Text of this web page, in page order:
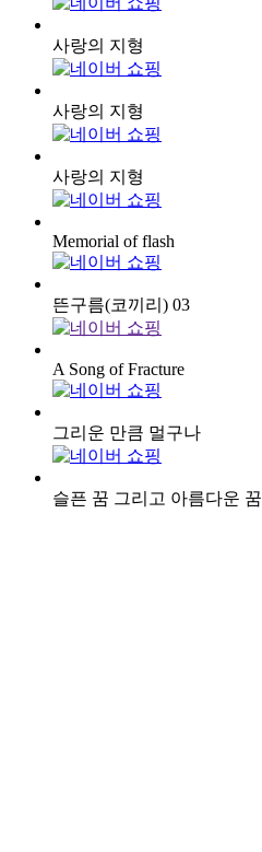
사랑의 지형
사랑의 지형
사랑의 지형
Memorial of flash
뜬구름(코끼리) 03
A Song of Fracture
그리운 만큼 멀구나
슬픈 꿈 그리고 아름다운 꿈